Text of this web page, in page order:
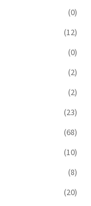
(0)
(12)
(0)
(2)
(2)
(23)
(68)
(10)
(8)
(20)